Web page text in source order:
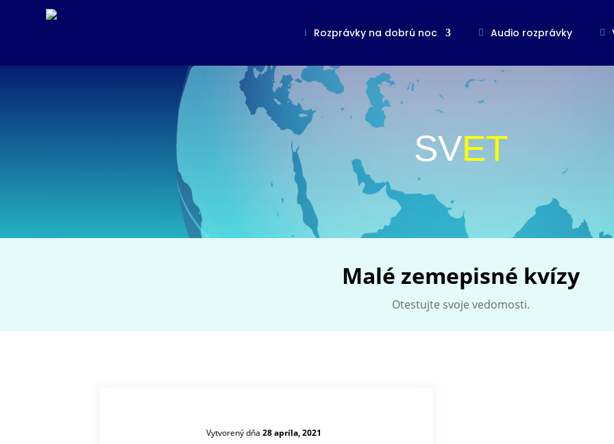
Rozprávky na dobrú noc Audio rozprávky
SVET
Malé zemepisné kvízy
Otestujte svoje vedomosti.
Vytvorený dňa 28 apríla, 2021